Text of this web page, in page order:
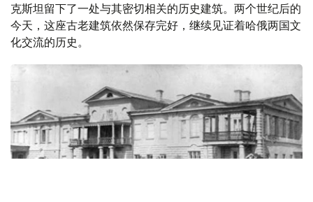
克斯坦留下了一处与其密切相关的历史建筑。两个世纪后的
今天，这座古老建筑依然保存完好，继续见证着哈俄两国文
化交流的历史。